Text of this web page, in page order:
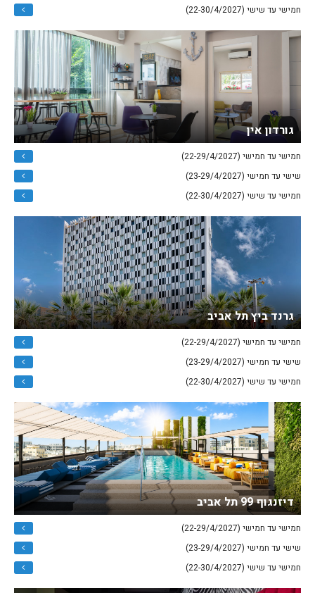
חמישי עד שישי (22-30/4/2027)
גורדון אין
חמישי עד חמישי (22-29/4/2027)
שישי עד חמישי (23-29/4/2027)
חמישי עד שישי (22-30/4/2027)
גרנד ביץ תל אביב
חמישי עד חמישי (22-29/4/2027)
שישי עד חמישי (23-29/4/2027)
חמישי עד שישי (22-30/4/2027)
דיזנגוף 99 תל אביב
חמישי עד חמישי (22-29/4/2027)
שישי עד חמישי (23-29/4/2027)
חמישי עד שישי (22-30/4/2027)